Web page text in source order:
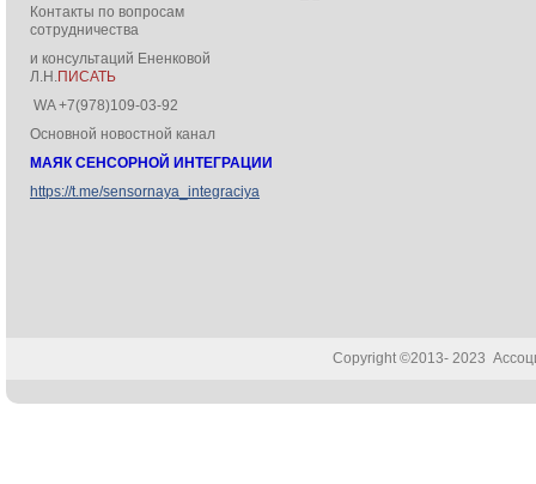
Контакты по вопросам
сотрудничества
и консультаций Ененковой
Л.Н. ПИСАТЬ
WA +7(978)109-03-92
Основной новостной канал
МАЯК СЕНСОРНОЙ ИНТЕГРАЦИИ
https://t.me/sensornaya_integraciya
Copyright ©2013- 2023